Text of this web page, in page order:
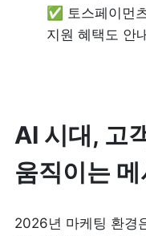
✅ 토스페이먼
지원 혜택도 안
AI 시대, 고
움직이는
2026년 마케팅 환경